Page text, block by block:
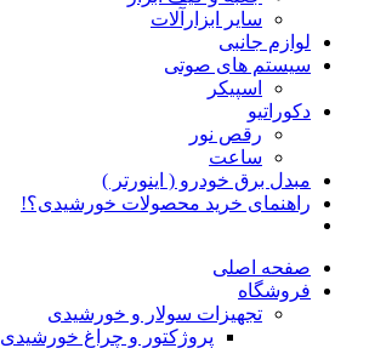
سایر ابزارآلات
لوازم جانبی
سیستم های صوتی
اسپیکر
دکوراتیو
رقص نور
ساعت
مبدل برق خودرو ( اینورتر )
راهنمای خرید محصولات خورشیدی؟!
صفحه اصلی
فروشگاه
تجهیزات سولار و خورشیدی
پروژکتور و چراغ خورشیدی